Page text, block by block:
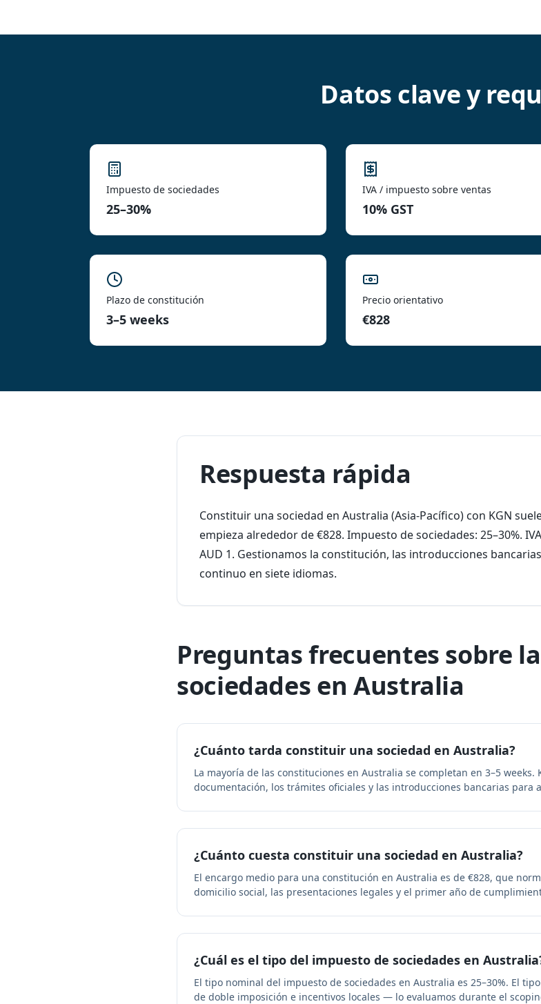
Datos clave y
Impuesto de sociedades
25–30%
IVA / impuesto sobre ventas
10% GST
Plazo de constitución
3–5 weeks
Precio orientativo
€828
Respuesta rápida
Constituir una sociedad en Australia (Asia-Pacífico) con KGN
empieza alrededor de €828. Impuesto de sociedades: 25–30%.
AUD 1. Gestionamos la constitución, las introducciones
continuo en siete idiomas.
Preguntas frecuentes sobre
sociedades en Australia
¿Cuánto tarda constituir una sociedad en Australia?
La mayoría de las constituciones en Australia se completan en 3–5 weeks.
documentación, los trámites oficiales y las introducciones bancarias para
¿Cuánto cuesta constituir una sociedad en Australia?
El encargo medio para una constitución en Australia es de €828, que
domicilio social, las presentaciones legales y el primer año de
¿Cuál es el tipo del impuesto de sociedades en
El tipo nominal del impuesto de sociedades en Australia es 25–30%. El
de doble imposición e incentivos locales — lo evaluamos durante el